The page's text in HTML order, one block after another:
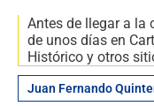
Antes de llegar a la
de unos días en
Histórico y otros
Juan Fernando